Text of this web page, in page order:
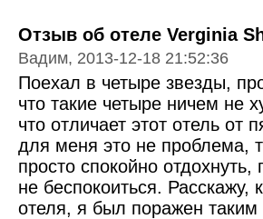
Отзыв об отеле Verginia
Вадим, 2013-12-18 21:52:36
Поехал в четыре звезды,
что такие четыре ничем не
что отличает этот отель от
для меня это не проблема,
просто спокойно отдохнуть,
не беспокоиться.
отеля, я был поражен